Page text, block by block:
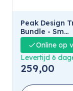
Peak Design
Bundle - Sm...
Online op
Levertijd 6
259,00